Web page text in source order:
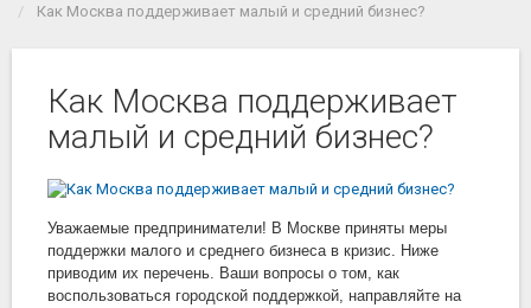
Как Москва поддерживает малый и средний бизнес?
Как Москва поддерживает
малый и средний бизнес?
Уважаемые предприниматели! В Москве приняты меры
поддержки малого и среднего бизнеса в кризис. Ниже
приводим их перечень. Ваши вопросы о том, как
воспользоваться городской поддержкой, направляйте на